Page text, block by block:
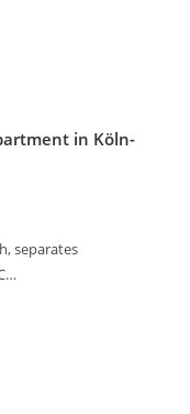
in Köln-
separates